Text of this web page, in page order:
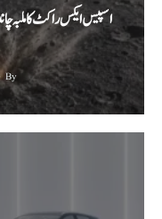
اسپیس ایکس راکٹ کا ملبہ
By